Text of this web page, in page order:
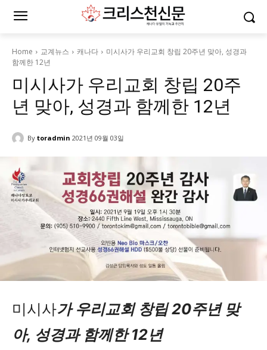
Home 교계뉴스 캐나다
미시사가 우리교회 창립 20주년 맞아, 성경과
함께한 12년
미시사가 우리교회 창립 20주
년 맞아, 성경과 함께한 12년
By toradmin 2021년 09월 03일
미시사가 우리교회 창립 20주년 맞
아, 성경과 함께한 12년